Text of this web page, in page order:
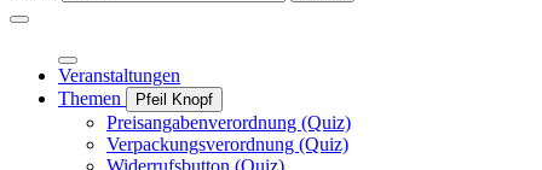
Veranstaltungen
Themen
Pfeil Knopf
Preisangabenverordnung (Quiz)
Verpackungsverordnung (Quiz)
Widerrufsbutton (Quiz)